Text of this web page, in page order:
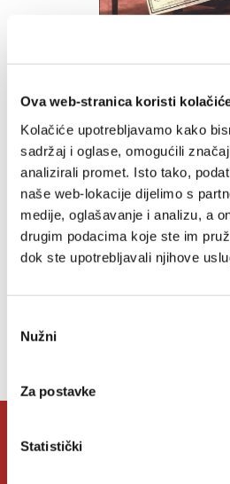
Ova web-stranica koristi
Kolačiće upotrebljavamo kako
sadržaj i oglase, omogućili
analizirali promet. Isto tako,
naše web-lokacije dijelimo s
medije, oglašavanje i analizu, a
drugim podacima koje ste im
dok ste upotrebljavali njihove
pristanka
Nužni
Za postavke
Statistički
Rat protiv
1991. -
4,00
Nema na skladištu